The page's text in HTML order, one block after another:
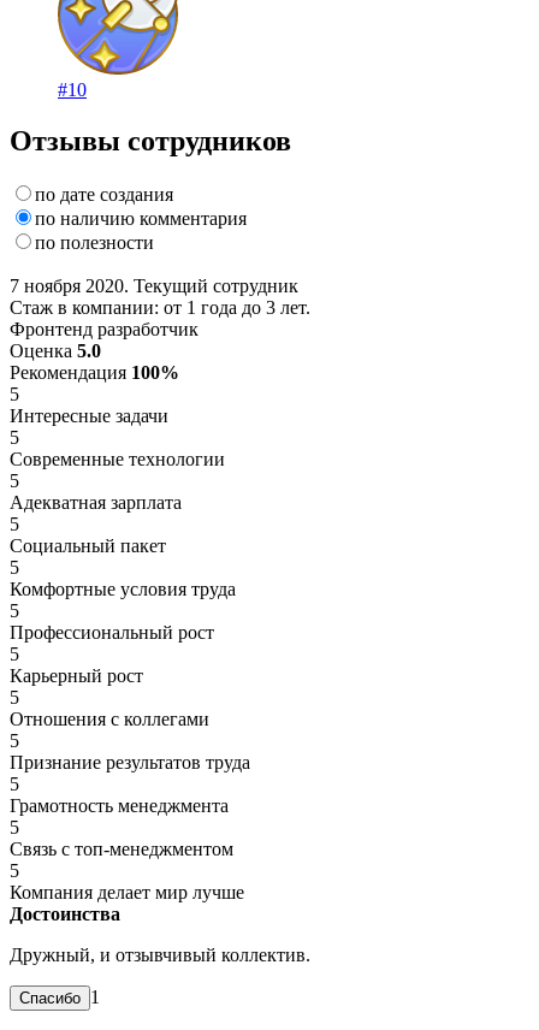
#10
Отзывы сотрудников
по дате создания
по наличию комментария
по полезности
7 ноября 2020. Текущий сотрудник
Стаж в компании: от 1 года до 3 лет.
Фронтенд разработчик
Оценка 5.0
Рекомендация 100%
5
Интересные задачи
5
Современные технологии
5
Адекватная зарплата
5
Социальный пакет
5
Комфортные условия труда
5
Профессиональный рост
5
Карьерный рост
5
Отношения с коллегами
5
Признание результатов труда
5
Грамотность менеджмента
5
Связь с топ-менеджментом
5
Компания делает мир лучше
Достоинства
Дружный, и отзывчивый коллектив.
1